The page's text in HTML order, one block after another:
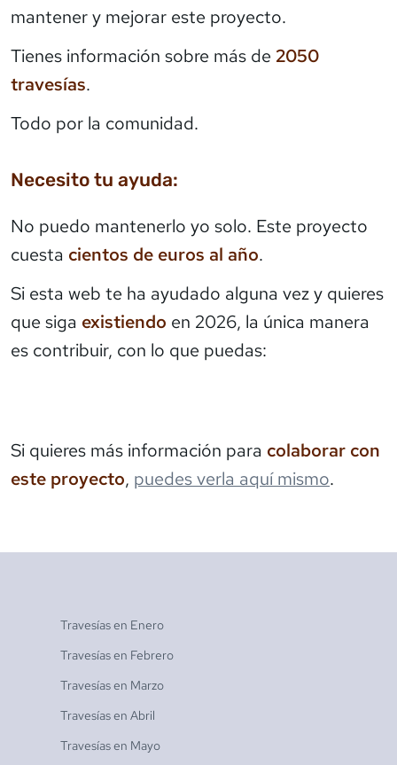
mantener y mejorar este proyecto.
Tienes información sobre más de 2050
travesías.
Todo por la comunidad.
Necesito tu ayuda:
No puedo mantenerlo yo solo. Este proyecto
cuesta cientos de euros al año.
Si esta web te ha ayudado alguna vez y quieres
que siga existiendo en 2026, la única manera
es contribuir, con lo que puedas:
Si quieres más información para colaborar con
este proyecto, puedes verla aquí mismo.
Travesías en Enero
Travesías en Febrero
Travesías en Marzo
Travesías en Abril
Travesías en Mayo